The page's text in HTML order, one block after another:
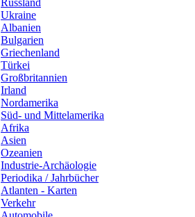
Russland
Ukraine
Albanien
Bulgarien
Griechenland
Türkei
Großbritannien
Irland
Nordamerika
Süd- und Mittelamerika
Afrika
Asien
Ozeanien
Industrie-Archäologie
Periodika / Jahrbücher
Atlanten - Karten
Verkehr